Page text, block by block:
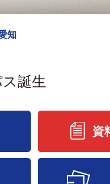
知
誕生
資